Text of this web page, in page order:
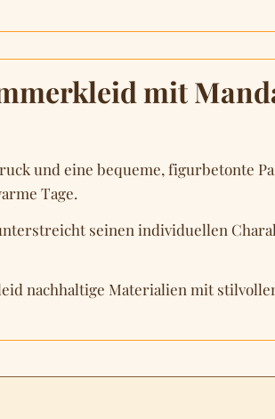
mit
und eine bequeme, figurbetonte
Tage.
seinen individuellen
nachhaltige Materialien mit